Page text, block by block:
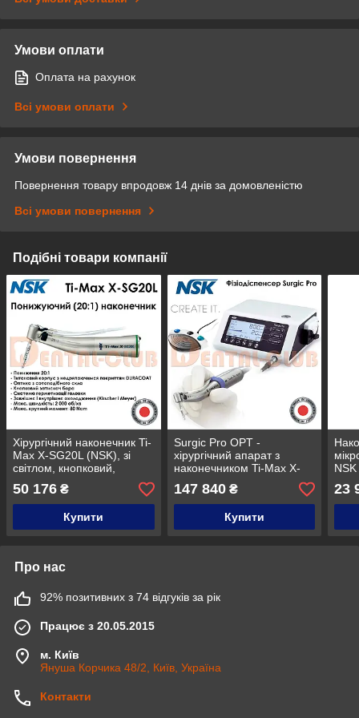
Умови оплати
Оплата на рахунок
Всі умови оплати
Умови повернення
Повернення товару впродовж 14 днів за домовленістю
Всі умови повернення
Подібні товари компанії
Хірургічний наконечник Ti-
Max X-SG20L (NSK), зі
світлом, кнопковий,
кутовий понижуючий 20:1
50 176 ₴
Купити
Surgic Pro OPT -
хірургічний апарат з
наконечником Ti-Max X-
SG20L, з оптикою NSK
Nakanishi
147 840₴
Купити
1:1,
23
Про нас
92% позитивних з 74 відгуків за рік
Працює з 20.05.2015
м. Київ
Януша Корчика 48/2, Київ, Україна
Контакти